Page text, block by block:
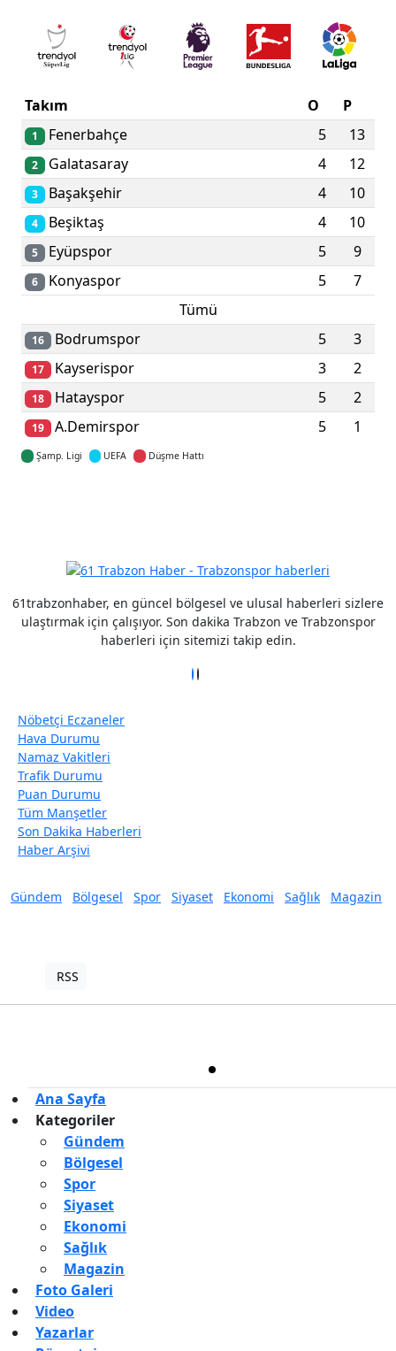
Takım O P
1 Fenerbahçe 5 13
2 Galatasaray 4 12
3 Başakşehir 4 10
4 Beşiktaş 4 10
5 Eyüpspor 5 9
6 Konyaspor 5
7
Tümü
16 Bodrumspor 5 3
17 Kayserispor 3 2
18 Hatayspor 5 2
19 A.Demirspor 5 1
Şamp. Ligi UEFA Düşme Hattı
61trabzonhaber, en güncel bölgesel ve ulusal haberleri sizlere
ulaştırmak için çalışıyor. Son dakika Trabzon ve Trabzonspor
haberleri için sitemizi takip edin.
Nöbetçi Eczaneler
Hava Durumu
Namaz Vakitleri
Trafik Durumu
Puan Durumu
Tüm Manşetler
Son Dakika Haberleri
Haber Arşivi
Gündem Bölgesel Spor Siyaset Ekonomi Sağlık Magazin
RSS
Ana Sayfa
Kategoriler
Gündem
Bölgesel
Spor
Siyaset
Ekonomi
Sağlık
Magazin
Foto Galeri
Video
Yazarlar